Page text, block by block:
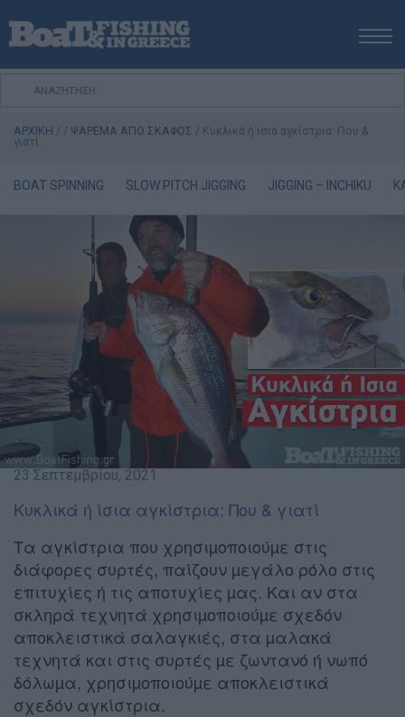
ΑΡΧΙΚΗ
ΕΚΔΟΣΕΙΣ
ΨΑΡΕΜΑ ΑΠΟ ΣΚΑΦΟΣ
ΕΞΟΠΛΙΣΜΟΣ
Πολιτική Αποστολών / Επιστροφών
Τρόποι Πληρωμής
Όροι Χρήσης
ΑΡΧΙΚΗ / / ΨΑΡΕΜΑ ΑΠΟ ΣΚΑΦΟΣ / Κυκλικά ή ίσια αγκίστρια: Που &
γιατί
BOAT SPINNING SLOW PITCH JIGGING JIGGING – INCHIKU
23 Σεπτεμβρίου, 2021
Κυκλικά ή ίσια αγκίστρια: Που & γιατί
Τα αγκίστρια που χρησιµοποιούµε στις
διάφορες συρτές, παίζουν µεγάλο ρόλο στις
επιτυχίες ή τις αποτυχίες µας. Και αν στα
σκληρά τεχνητά χρησιµοποιούµε σχεδόν
αποκλειστικά σαλαγκιές, στα µαλακά
τεχνητά και στις συρτές µε ζωντανό ή νωπό
δόλωµα, χρησιµοποιούµε αποκλειστικά
σχεδόν αγκίστρια.